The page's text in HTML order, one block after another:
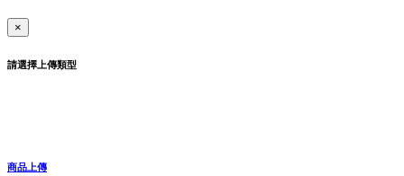
×
請選擇上傳類型
商品上傳